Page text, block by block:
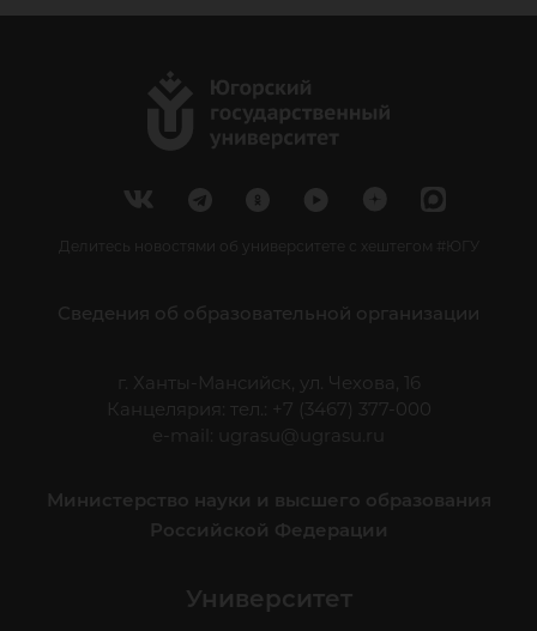
Делитесь новостями об университете с хештегом #ЮГУ
Сведения об образовательной организации
г. Ханты-Мансийск, ул. Чехова, 16
Канцелярия: тел.: +7 (3467) 377-000
e-mail:
ugrasu@ugrasu.ru
Министерство науки и высшего образования
Российской Федерации
Университет